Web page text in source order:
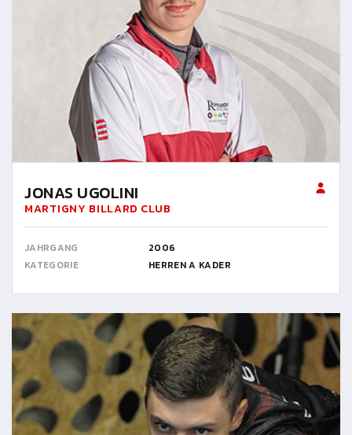
JONAS UGOLINI
MARTIGNY BILLARD CLUB
JAHRGANG
2006
KATEGORIE
HERREN A KADER